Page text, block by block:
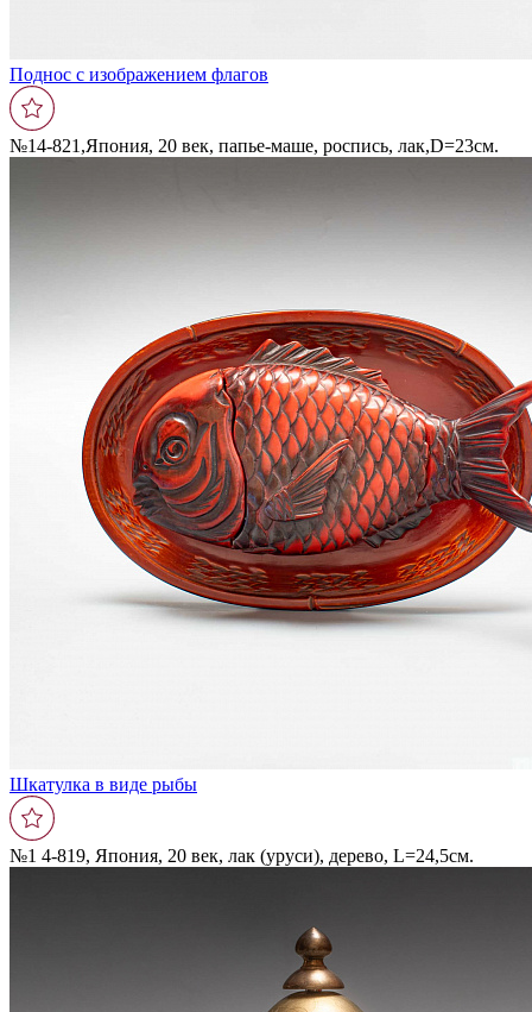
Поднос с изображением флагов
№14-821,Япония, 20 век, папье-маше, роспись, лак,D=23см.
Шкатулка в виде рыбы
№1 4-819, Япония, 20 век, лак (уруси), дерево, L=24,5см.